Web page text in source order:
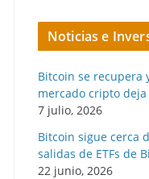
Noticias e
Bitcoin se recupera
mercado cripto
7 julio, 2026
Bitcoin sigue cerca
salidas de ETFs de
22 junio, 2026